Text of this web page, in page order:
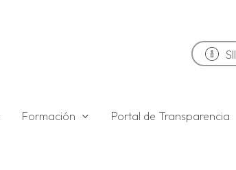
SII
Formación Portal de Transparencia